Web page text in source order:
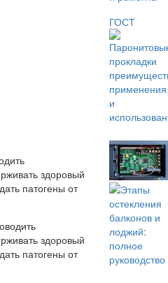
здоровый
патогены от
ГОСТ